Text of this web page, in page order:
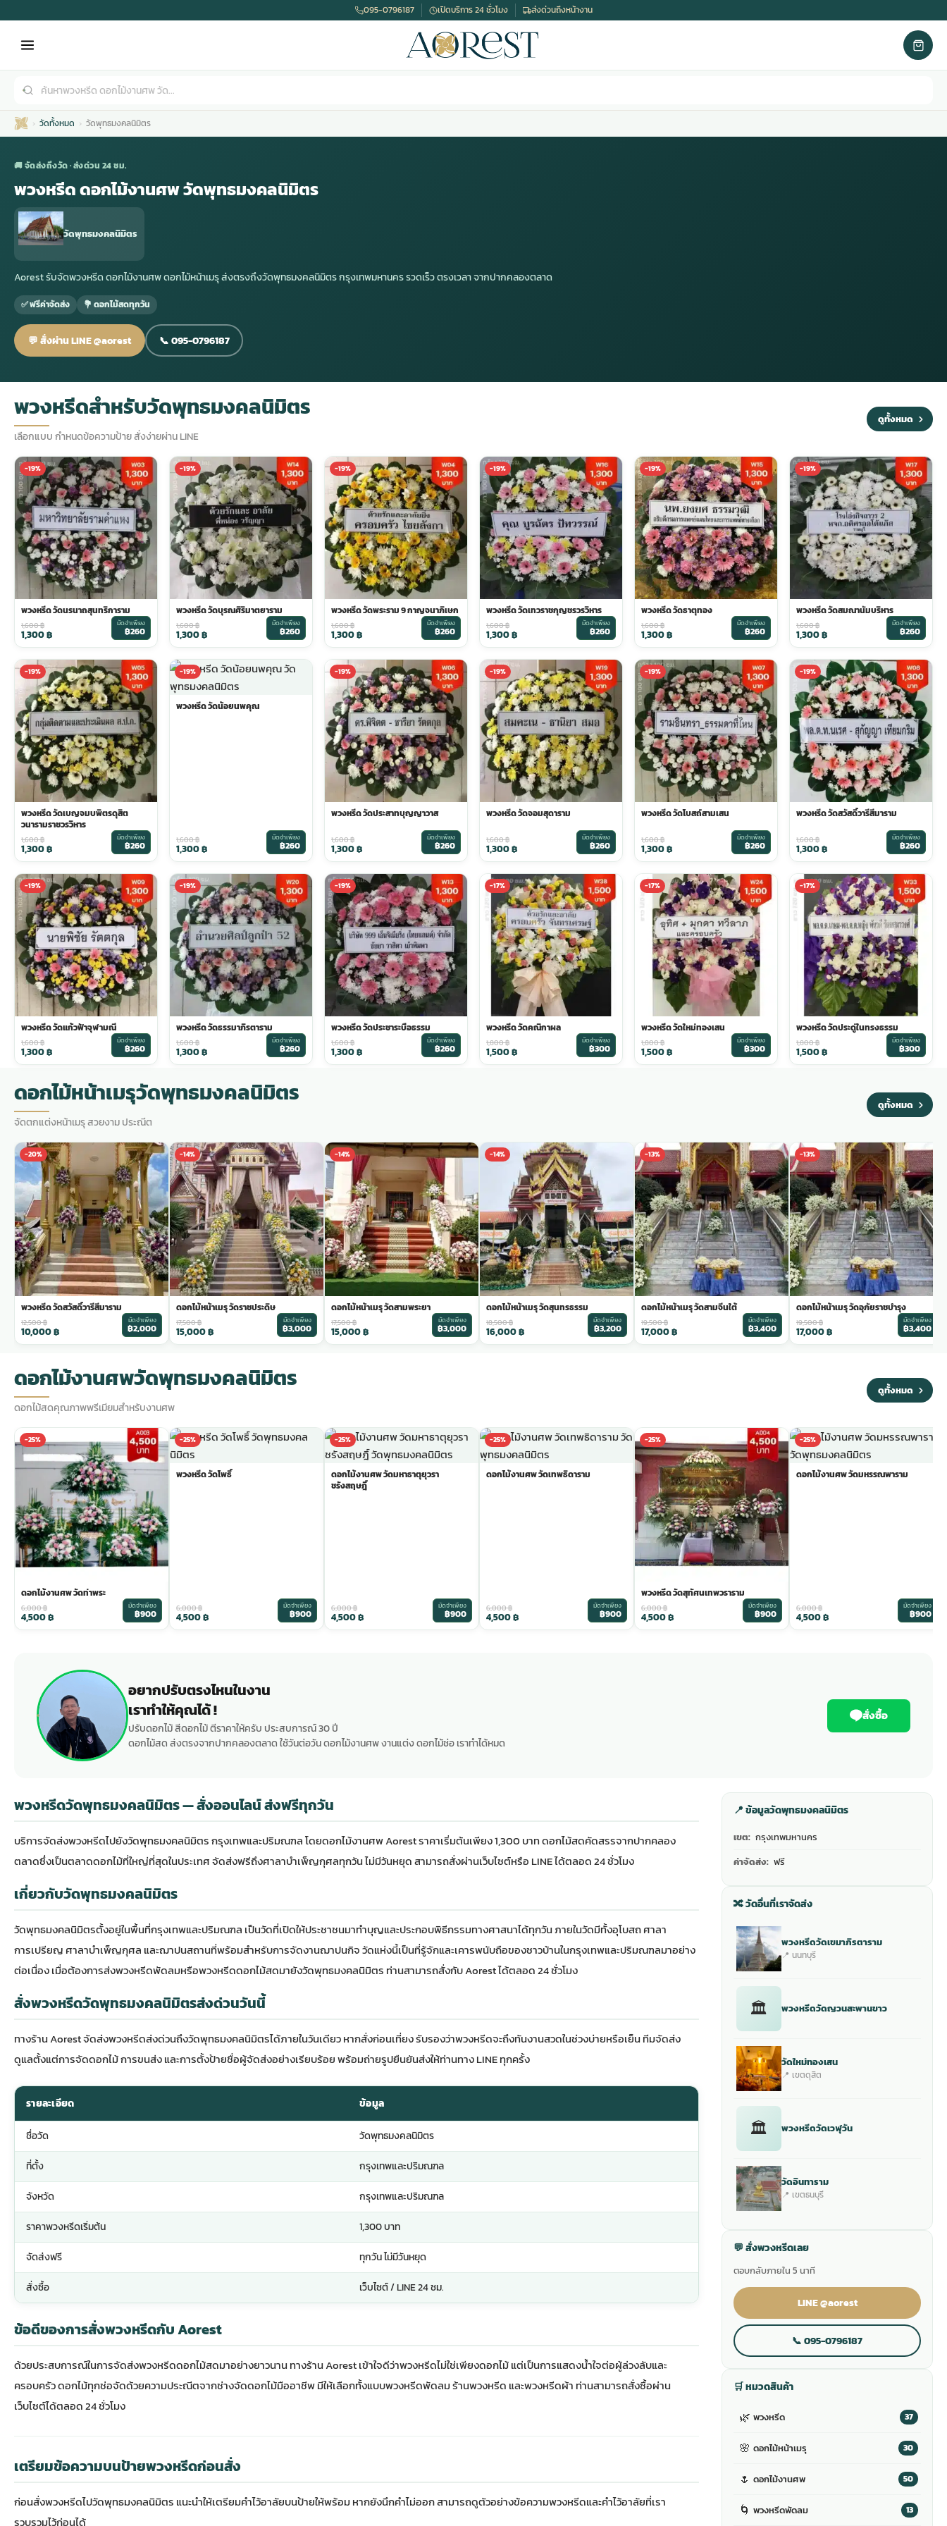
ดอกไม้หน้าศพ
ดอกไม้จัดงานศพ
จัดดอกไม้หน้าศพ
ดอกไม้หน้าหีบ
ดอกไม้หน้างานศพ
ดอกไม้หน้าโลง
จัดดอกไม้หน้ารูป
จัดดอกไม้หน้าโลง
ดอกไม้ศพ
ดอกไม้งานศพ ส่งด่วน
ดอกไม้งานศพ กรุงเทพ
ดอกไม้งานศพ ปากคลองตลาด
ร้านดอกไม้งานศพ ใกล้ฉัน
ดอกไม้งานศพ ราคาถูก
จัดดอกไม้งานศพ ราคา
ดอกไม้งานศพ ส่งฟรี
ดอกไม้งานศพ ออนไลน์
พวงดอกไม้งานศพ
tpdecorate ปูพื้น
พวงหรีด กรุงเทพ
พวงหรีดราคา
สั่งพวงหรีด
ร้านพวงหรีด
ดอกไม้พวงหรีด
พวงหรีดปทุม
พวงหรีดพระราม 2
พวงหรีด ปากคลองตลาด
พวงหรีดราคาถูก
พวงหรีดดอกไม้สด
พวงหรีดดอกไม้สด ราคาถูก
สั่งพวงหรีด ออนไลน์
ส่งพวงหรีด ด่วน กรุงเทพ
ร้านพวงหรีด กรุงเทพ ส่งฟรี
พวงหรีด ปากคลองตลาด ราคา
พวงหรีด ส่งด่วน วันนี้
น้าเมรุ
มรุสีขาว
ไม้หน้าเมรุ
น้าเมรุ ราคา
มรุ กรุงเทพ
ม้หน้าเมรุ
มรุ ราคาถูก
ม้หน้าเมรุ
ระดับเมรุ
มรุ ออนไลน์
มรุ ส่งด่วน
น้าเมรุ กรุงเทพ
ไม้งานแต่ง
ไม้งานแต่ง ราคา
ไม้งานแต่ง ราคาถูก
ไม้งานแต่ง กรุงเทพ
ดอกไม้งานแต่ง
ไม้งานแต่ง แบบสวยๆ
พวงหรีดพัดลม
พวงหรีดพัดลม ราคา
พวงหรีดพัดลม ราคาถูก
พวงหรีดพัดลม กรุงเทพ
พวงหรีดพัดลม ส่งด่วน
สั่งพวงหรีดพัดลม
ร้านพวงหรีดพัดลม
พวงหรีดพัดลม ปากคลองตลาด
พวงหรีดพัดลม แบบสวยๆ
รับจัดงานศพ
รับจัดงานศพ ราคา
รับจัดงานศพ ครบวงจร
รับจัดงานศพ กรุงเทพ
แพ็คเกจจัดงานศพ
ค่าใช้จ่ายจัดงานศพ
จัดงานศพ วัด
ขั้นตอนจัดงานศพ
จัดงานศพ ราคาถูก
095-0796187 เปิดบริการ 24 ชั่วโมง ส่งด่วนถึงหน้างาน
วัดทั้งหมด วัดพุทธมงคลนิมิตร
🚚 จัดส่งถึงวัด · ส่งด่วน 24 ชม.
พวงหรีด ดอกไม้งานศพ วัดพุทธมงคลนิมิตร
วัดพุทธมงคลนิมิตร
Aorest รับจัดพวงหรีด ดอกไม้งานศพ ดอกไม้หน้าเมรุ ส่งตรงถึงวัดพุทธมงคลนิมิตร กรุงเทพมหานคร รวดเร็ว ตรงเวลา จากปากคลองตลาด
✅ ฟรีค่าจัดส่ง 💐 ดอกไม้สดทุกวัน
💬 สั่งผ่าน LINE @aorest 📞 095-0796187
พวงหรีดสำหรับวัดพุทธมงคลนิมิตร
เลือกแบบ กำหนดข้อความป้าย สั่งง่ายผ่าน LINE
ดูทั้งหมด
-19%
พวงหรีด วัดนรนาถสุนทริการาม
1,600฿
1,300฿
มัดจำเพียง
฿260
-19%
พวงหรีด วัดบุรณศิริมาตยาราม
1,600฿
1,300฿
มัดจำเพียง
฿260
-19%
พวงหรีด วัดพระราม 9 กาญจนาภิเษก
1,600฿
1,300฿
มัดจำเพียง
฿260
-19%
พวงหรีด วัดเทวราชกุญชรวรวิหาร
1,600฿
1,300฿
มัดจำเพียง
฿260
-19%
พวงหรีด วัดธาตุทอง
1,600฿
1,300฿
มัดจำเพียง
฿260
-19%
พวงหรีด วัดสมณานัมบริหาร
1,600฿
1,300฿
มัดจำเพียง
฿260
-19%
พวงหรีด วัดเบญจมบพิตรดุสิต
วนารามราชวรวิหาร
1,600฿
1,300฿
มัดจำเพียง
฿260
-19%
พวงหรีด วัดน้อยนพคุณ
1,600฿
1,300฿
มัดจำเพียง
฿260
-19%
พวงหรีด วัดประสาทบุญญาวาส
1,600฿
1,300฿
มัดจำเพียง
฿260
-19%
พวงหรีด วัดจอมสุดาราม
1,600฿
1,300฿
มัดจำเพียง
฿260
-19%
พวงหรีด วัดโบสถ์สามเสน
1,600฿
1,300฿
มัดจำเพียง
฿260
-19%
พวงหรีด วัดสวัสดิ์วารีสีมาราม
1,600฿
1,300฿
มัดจำเพียง
฿260
-19%
พวงหรีด วัดแก้วฟ้าจุฬามณี
1,600฿
1,300฿
มัดจำเพียง
฿260
-19%
พวงหรีด วัดธรรมาภิรตาราม
1,600฿
1,300฿
มัดจำเพียง
฿260
-19%
พวงหรีด วัดประชาระบือธรรม
1,600฿
1,300฿
มัดจำเพียง
฿260
-17%
พวงหรีด วัดคณิกาผล
1,800฿
1,500฿
มัดจำเพียง
฿300
-17%
พวงหรีด วัดใหม่ทองเสน
1,800฿
1,500฿
มัดจำเพียง
฿300
-17%
พวงหรีด วัดประดู่ในทรงธรรม
1,800฿
1,500฿
มัดจำเพียง
฿300
ดอกไม้หน้าเมรุวัดพุทธมงคลนิมิตร
จัดตกแต่งหน้าเมรุ สวยงาม ประณีต
ดูทั้งหมด
-20%
พวงหรีด วัดสวัสดิ์วารีสีมาราม
12,500฿
10,000฿
มัดจำเพียง
฿2,000
-14%
ดอกไม้หน้าเมรุ วัดราชประดิษ
17,500฿
15,000฿
มัดจำเพียง
฿3,000
-14%
ดอกไม้หน้าเมรุ วัดสามพระยา
17,500฿
15,000฿
มัดจำเพียง
฿3,000
-14%
ดอกไม้หน้าเมรุ วัดสุนทรธรรม
18,500฿
16,000฿
มัดจำเพียง
฿3,200
-13%
ดอกไม้หน้าเมรุ วัดสามจีนใต้
19,500฿
17,000฿
มัดจำเพียง
฿3,400
-13%
ดอกไม้หน้าเมรุ วัดอุภัยราชบำรุง
19,500฿
17,000฿
มัดจำเพียง
฿3,400
ดอกไม้งานศพวัดพุทธมงคลนิมิตร
ดอกไม้สดคุณภาพพรีเมียมสำหรับงานศพ
ดูทั้งหมด
-25%
ดอกไม้งานศพ วัดท่าพระ
6,000฿
4,500฿
มัดจำเพียง
฿900
-25%
พวงหรีด วัดโพธิ์
6,000฿
4,500฿
มัดจำเพียง
฿900
-25%
ดอกไม้งานศพ วัดมหาธาตุยุวรา
ชรังสฤษฎิ์
6,000฿
4,500฿
มัดจำเพียง
฿900
-25%
ดอกไม้งานศพ วัดเทพธิดาราม
6,000฿
4,500฿
มัดจำเพียง
฿900
-25%
พวงหรีด วัดสุทัศนเทพวราราม
6,000฿
4,500฿
มัดจำเพียง
฿900
-25%
ดอกไม้งานศพ วัดมหรรณพาราม
6,000฿
4,500฿
มัดจำเพียง
฿900
อยากปรับตรงไหนในงาน
เราทำให้คุณได้ !
ปรับดอกไม้ สีดอกไม้ ตีราคาให้ครับ ประสบการณ์ 30 ปี
ดอกไม้สด ส่งตรงจากปากคลองตลาด ใช้วันต่อวัน ดอกไม้งานศพ งานแต่ง ดอกไม้ช่อ เราทำได้หมด
สั่งซื้อ
พวงหรีดวัดพุทธมงคลนิมิตร — สั่งออนไลน์ ส่งฟรีทุกวัน
บริการจัดส่งพวงหรีดไปยังวัดพุทธมงคลนิมิตร กรุงเทพและปริมณฑล โดยดอกไม้งานศพAorest ราคาเริ่มต้นเพียง 1,300 บาท ดอกไม้สดคัดสรรจากปากคลอง
ตลาดซึ่งเป็นตลาดดอกไม้ที่ใหญ่ที่สุดในประเทศ จัดส่งฟรีถึงศาลาบำเพ็ญกุศลทุกวัน ไม่มีวันหยุด สามารถสั่งผ่านเว็บไซต์หรือ LINE ได้ตลอด 24 ชั่วโมง
เกี่ยวกับวัดพุทธมงคลนิมิตร
วัดพุทธมงคลนิมิตรตั้งอยู่ในพื้นที่กรุงเทพและปริมณฑล เป็นวัดที่เปิดให้ประชาชนมาทำบุญและประกอบพิธีกรรมทางศาสนาได้ทุกวัน ภายในวัดมีทั้งอุโบสถ ศาลา
การเปรียญ ศาลาบำเพ็ญกุศล และฌาปนสถานที่พร้อมสำหรับการจัดงานฌาปนกิจ วัดแห่งนี้เป็นที่รู้จักและเคารพนับถือของชาวบ้านในกรุงเทพและปริมณฑลมาอย่าง
ต่อเนื่อง เมื่อต้องการส่งพวงหรีดพัดลมหรือพวงหรีดดอกไม้สดมายังวัดพุทธมงคลนิมิตร ท่านสามารถสั่งกับ Aorest ได้ตลอด 24 ชั่วโมง
สั่งพวงหรีดวัดพุทธมงคลนิมิตรส่งด่วนวันนี้
ทางร้าน Aorest จัดส่งพวงหรีดส่งด่วนถึงวัดพุทธมงคลนิมิตรได้ภายในวันเดียว หากสั่งก่อนเที่ยง รับรองว่าพวงหรีดจะถึงทันงานสวดในช่วงบ่ายหรือเย็น ทีมจัดส่ง
ดูแลตั้งแต่การจัดดอกไม้ การขนส่ง และการตั้งป้ายชื่อผู้จัดส่งอย่างเรียบร้อย พร้อมถ่ายรูปยืนยันส่งให้ท่านทาง LINE ทุกครั้ง
รายละเอียด ข้อมูล
ชื่อวัด วัดพุทธมงคลนิมิตร
ที่ตั้ง กรุงเทพและปริมณฑล
จังหวัด กรุงเทพและปริมณฑล
ราคาพวงหรีดเริ่มต้น 1,300 บาท
จัดส่งฟรี ทุกวัน ไม่มีวันหยุด
สั่งซื้อ เว็บไซต์ / LINE 24 ชม.
ข้อดีของการสั่งพวงหรีดกับ Aorest
ด้วยประสบการณ์ในการจัดส่งพวงหรีดดอกไม้สดมาอย่างยาวนาน ทางร้าน Aorest เข้าใจดีว่าพวงหรีดไม่ใช่เพียงดอกไม้ แต่เป็นการแสดงน้ำใจต่อผู้ล่วงลับและ
ครอบครัว ดอกไม้ทุกช่อจัดด้วยความประณีตจากช่างจัดดอกไม้มืออาชีพ มีให้เลือกทั้งแบบพวงหรีดพัดลมร้านพวงหรีด และพวงหรีดผ้า ท่านสามารถสั่งซื้อผ่าน
เว็บไซต์ได้ตลอด 24 ชั่วโมง
เตรียมข้อความบนป้ายพวงหรีดก่อนสั่ง
ก่อนสั่งพวงหรีดไปวัดพุทธมงคลนิมิตร แนะนำให้เตรียมคำไว้อาลัยบนป้ายให้พร้อม หากยังนึกคำไม่ออก สามารถดูตัวอย่างข้อความพวงหรีดและคำไว้อาลัยที่เรา
รวบรวมไว้ก่อนได้
📍 ข้อมูลวัดพุทธมงคลนิมิตร
เขต: กรุงเทพมหานคร
ค่าจัดส่ง: ฟรี
🔀 วัดอื่นที่เราจัดส่ง
พวงหรีดวัดเขมาภิรตาราม
📍 นนทบุรี
🏛 พวงหรีดวัดญวนสะพานขาว
วัดใหม่ทองเสน
📍 เขตดุสิต
🏛 พวงหรีดวัดเวฬุวัน
วัดอินทาราม
📍 เขตธนบุรี
💬 สั่งพวงหรีดเลย
ตอบกลับภายใน 5 นาที
LINE @aorest
📞 095-0796187
🛒 หมวดสินค้า
🌿 พวงหรีด 37
🌸 ดอกไม้หน้าเมรุ 30
🌷 ดอกไม้งานศพ 50
🌀 พวงหรีดพัดลม 13